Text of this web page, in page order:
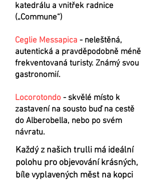
katedrálu a vnitřek radnice
(„Commune“)
Ceglie Messapica - neleštěná,
autentická a pravděpodobně méně
frekventovaná turisty. Známý svou
gastronomií.
Locorotondo - skvělé místo k
zastavení na sousto buď na cestě
do Alberobella, nebo po svém
návratu.
Každý z našich trulli má ideální
polohu pro objevování krásných,
bíle vyplavených měst na kopci